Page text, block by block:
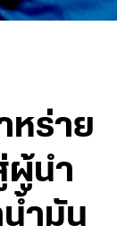
หร่าย
ผู้นำ
น้ำมัน